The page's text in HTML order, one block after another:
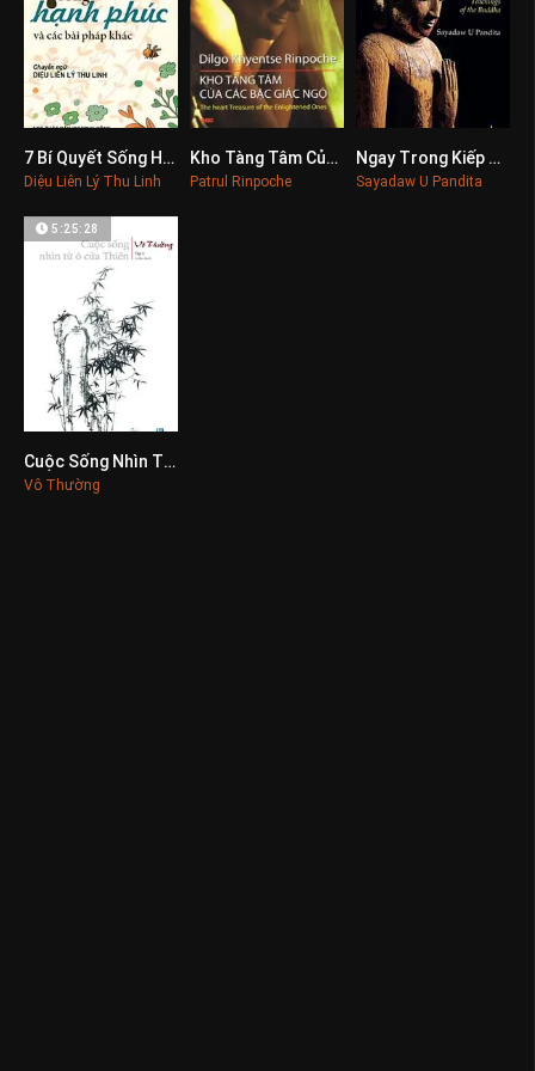
07 Bí Quyết Sống Hạnh Phúc
Diệu Liên Lý Thu Linh
0
Kho Tàng Tâm Của Các Bậc Giác Ngộ
Patrul Rinpoche
0
Ngay Trong Kiếp Sống Này
Sayadaw U Pandita
0
5:25:28
Cuộc Sống Nhìn Từ Ô Cửa Thiền 1
Vô Thường